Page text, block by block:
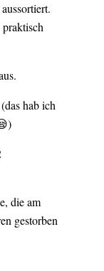
hab ich
die am
gestorben